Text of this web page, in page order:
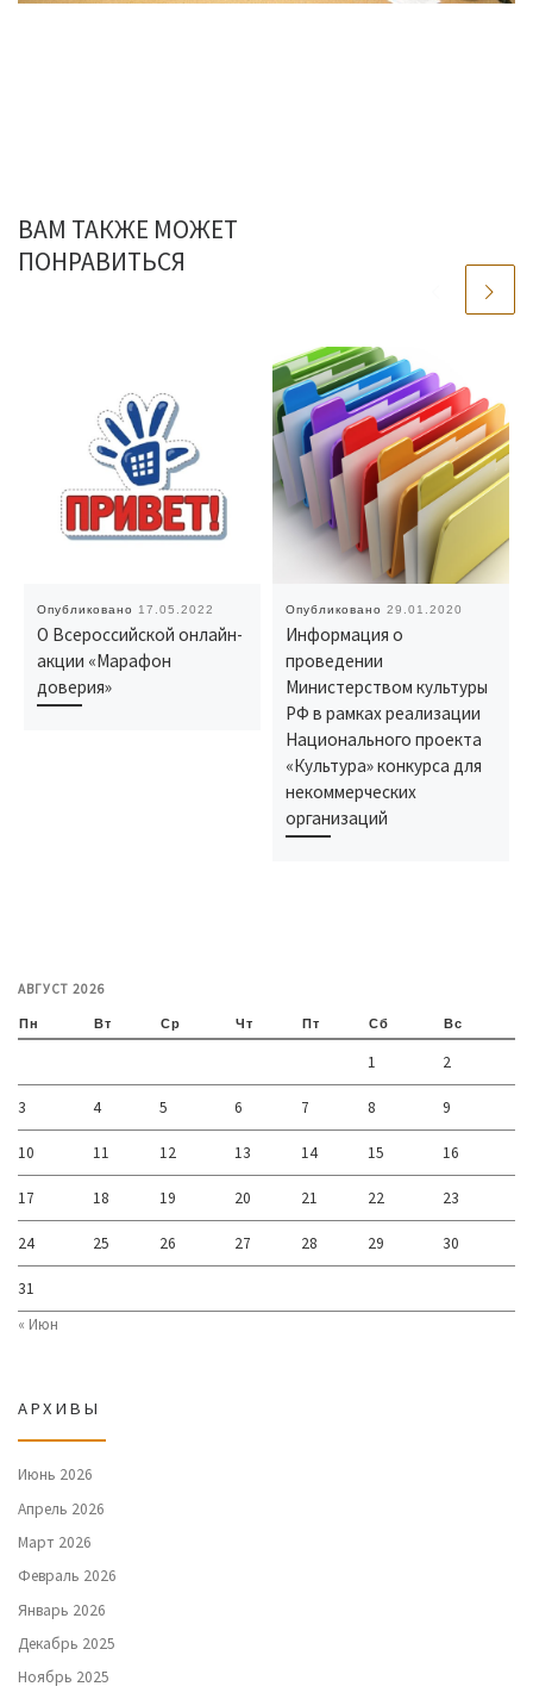
ВАМ ТАКЖЕ МОЖЕТ
ПОНРАВИТЬСЯ
Опубликовано 17.05.2022
О Всероссийской онлайн-
акции «Марафон
доверия»
Опубликовано 29.01.2020
Информация о
проведении
Министерством культуры
РФ в рамках реализации
Национального проекта
«Культура» конкурса для
некоммерческих
организаций
АВГУСТ 2026
Пн Вт Ср Чт Пт Сб Вс
1 2
3 4 5 6 7 8 9
10 11 12 13 14 15 16
17 18 19 20 21 22 23
24 25 26 27 28 29 30
31
« Июн
АРХИВЫ
Июнь 2026
Апрель 2026
Март 2026
Февраль 2026
Январь 2026
Декабрь 2025
Ноябрь 2025